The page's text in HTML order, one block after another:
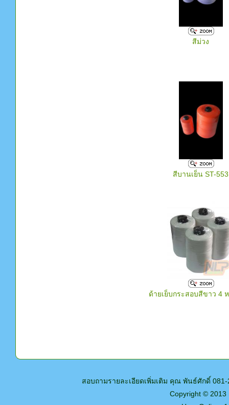
สีม่วง
สีบานเย็น ST-553
ด้ายเย็บกระสอบสีขาว 4
สอบถามรายละเอียดเพิ่มเติม คุณ พันธ์ศักดิ์
Copyright © 2013